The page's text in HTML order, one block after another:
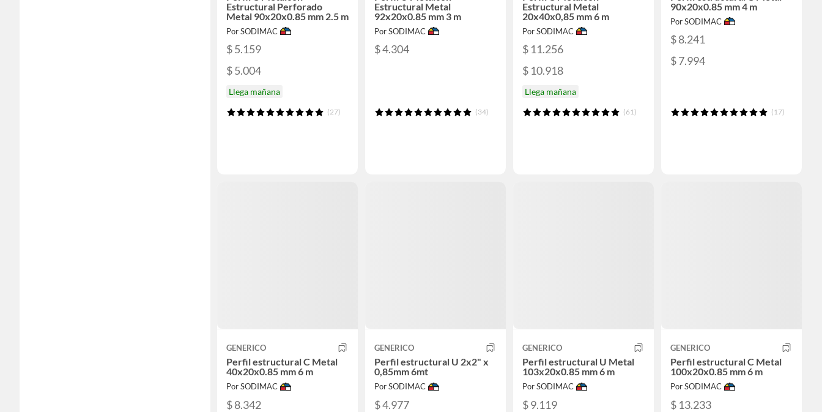
Estructural Perforado
Metal 90x20x0.85 mm 2.5 m
Por SODIMAC
$ 5.159
$ 5.004
Llega mañana
(27)
Estructural Metal
92x20x0.85 mm 3 m
Por SODIMAC
$ 4.304
(34)
Estructural Metal
20x40x0,85 mm 6 m
Por SODIMAC
$ 11.256
$ 10.918
Llega mañana
(61)
90x20x0.85 mm 4 m
Por SODIMAC
$ 8.241
$ 7.994
(17)
GENERICO
Perfil estructural C Metal
40x20x0.85 mm 6 m
Por SODIMAC
$ 8.342
GENERICO
Perfil estructural U 2x2" x
0,85mm 6mt
Por SODIMAC
$ 4.977
GENERICO
Perfil estructural U Metal
103x20x0.85 mm 6 m
Por SODIMAC
$ 9.119
GENERICO
Perfil estructural C Metal
100x20x0.85 mm 6 m
Por SODIMAC
$ 13.233